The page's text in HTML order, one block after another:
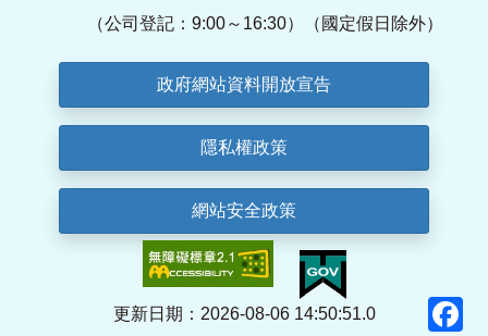
（公司登記：9:00～16:30）（國定假日除外）
政府網站資料開放宣告
隱私權政策
網站安全政策
更新日期：2026-08-06 14:50:51.0